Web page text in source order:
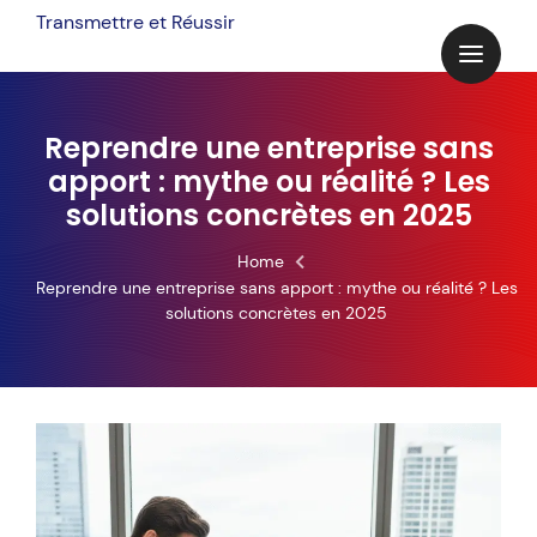
Transmettre et Réussir
Reprendre une entreprise sans
apport : mythe ou réalité ? Les
solutions concrètes en 2025
Home
Reprendre une entreprise sans apport : mythe ou réalité ? Les
solutions concrètes en 2025